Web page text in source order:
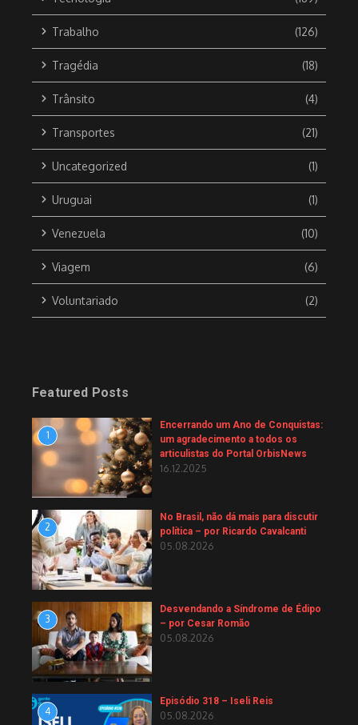
Trabalho (126)
Tragédia (18)
Trânsito (4)
Transportes (21)
Uncategorized (1)
Uruguai (1)
Venezuela (10)
Viagem (6)
Voluntariado (2)
Featured Posts
1
Encerrando um Ano de Conquistas:
um agradecimento a todos os
articulistas do Portal OrbisNews
16.12.2025
2
No Brasil, não dá mais para discutir
política – por Ricardo Cavalcanti
05.08.2026
3
Desvendando a Síndrome de Édipo
– por Cesar Romão
05.08.2026
4
Episódio 318 – Iseli Reis
05.08.2026